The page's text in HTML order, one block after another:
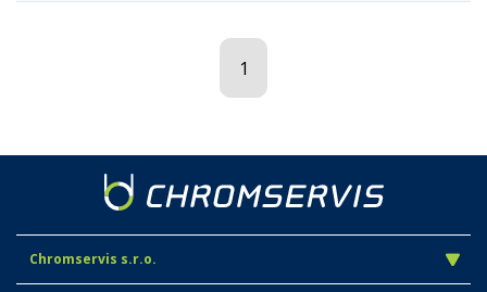
1
Chromservis s.r.o.